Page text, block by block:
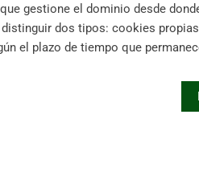
gestione el dominio desde
dos tipos: cookies
el plazo de tiempo que